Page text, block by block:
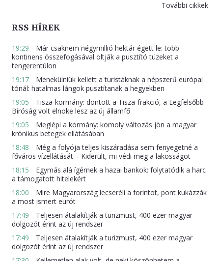
További cikkek
RSS HÍREK
19:29
Már csaknem négymillió hektár égett le: több
kontinens összefogásával oltják a pusztító tüzeket a
tengerentúlon
19:17
Menekülniük kellett a turistáknak a népszerű európai
tónál: hatalmas lángok pusztítanak a hegyekben
19:05
Tisza-kormány: döntött a Tisza-frakció, a Legfelsőbb
Bíróság volt elnöke lesz az új államfő
19:05
Meglépi a kormány: komoly változás jön a magyar
krónikus betegek ellátásában
18:48
Még a folyója teljes kiszáradása sem fenyegetné a
főváros vízellátását – Kiderült, mi védi meg a lakosságot
18:15
Egymás alá ígérnek a hazai bankok: folytatódik a harc
a támogatott hitelekért
18:00
Mire Magyarország lecseréli a forintot, pont kukázzák
a most ismert eurót
17:49
Teljesen átalakítják a turizmust, 400 ezer magyar
dolgozót érint az új rendszer
17:49
Teljesen átalakítják a turizmust, 400 ezer magyar
dolgozót érint az új rendszer